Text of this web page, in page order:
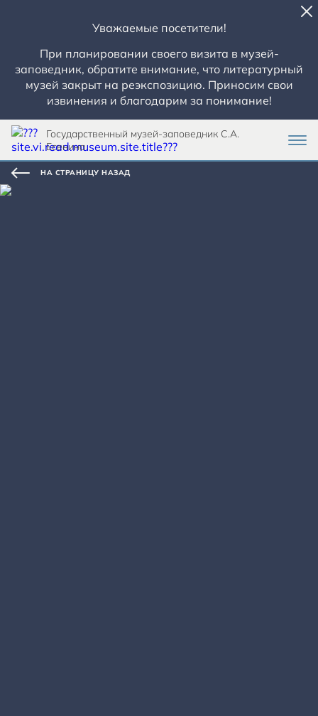
Уважаемые посетители!
При планировании своего визита в музей-
заповедник, обратите внимание, что литературный
музей закрыт на реэкспозицию. Приносим свои
извинения и благодарим за понимание!
Государственный музей-заповедник С.А.
Есенина
НА СТРАНИЦУ НАЗАД